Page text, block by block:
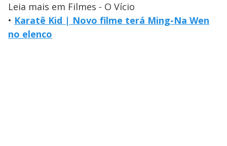
Leia mais em Filmes - O Vício
• Karatê Kid | Novo filme terá Ming-Na Wen
no elenco